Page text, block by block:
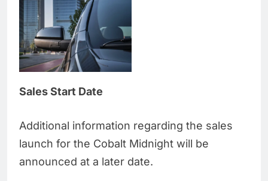
Sales Start Date
Additional information regarding the sales
launch for the Cobalt Midnight will be
announced at a later date.